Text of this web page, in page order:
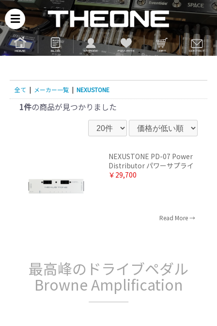
全て | メーカー一覧 | NEXUSTONE
1件の商品が見つかりました
NEXUSTONE PD-07 Power
Distributor パワーサプライ
￥29,700
Read More
最高峰のドライブペダル
Browne Amplification